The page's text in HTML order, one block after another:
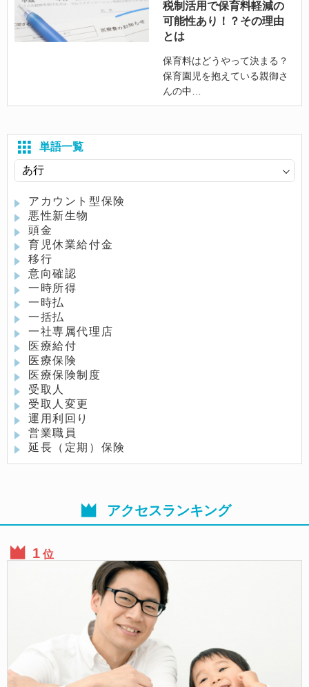
税制活用で保育料軽減の
可能性あり！？その理由
とは
保育料はどうやって決まる？
保育園児を抱えている親御さ
んの中
単語一覧
アカウント型保険
悪性新生物
頭金
育児休業給付金
移行
意向確認
一時所得
一時払
一括払
一社専属代理店
医療給付
医療保険
医療保険制度
受取人
受取人変更
運用利回り
営業職員
延長（定期）保険
アクセスランキング
位